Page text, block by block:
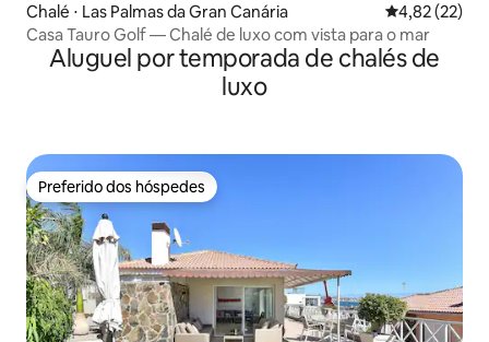
Chalé ⋅ Las Palmas da Gran Canária 4,82 de uma
4,82 (22)
Casa Tauro Golf — Chalé de luxo com vista para o mar
Aluguel por temporada de chalés de
luxo
Preferido dos hóspedes
Preferido dos hóspedes